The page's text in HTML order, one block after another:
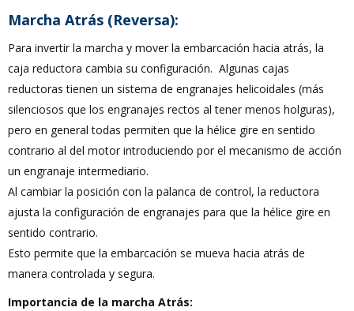
Marcha Atrás (Reversa):
Para invertir la marcha y mover la embarcación hacia atrás, la
caja reductora cambia su configuración. Algunas cajas
reductoras tienen un sistema de engranajes helicoidales (más
silenciosos que los engranajes rectos al tener menos holguras),
pero en general todas permiten que la hélice gire en sentido
contrario al del motor introduciendo por el mecanismo de acción
un engranaje intermediario.
Al cambiar la posición con la palanca de control, la reductora
ajusta la configuración de engranajes para que la hélice gire en
sentido contrario.
Esto permite que la embarcación se mueva hacia atrás de
manera controlada y segura.
Importancia de la marcha Atrás: